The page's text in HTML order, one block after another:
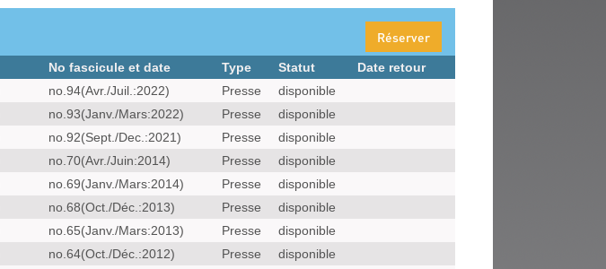
Réserver
No fascicule et date Type Statut
Date retour
no.94(Avr./Juil.:2022) Presse
disponible
no.93(Janv./Mars:2022) Presse
disponible
no.92(Sept./Dec.:2021) Presse
disponible
no.70(Avr./Juin:2014) Presse
disponible
no.69(Janv./Mars:2014) Presse
disponible
no.68(Oct./Déc.:2013) Presse
disponible
no.65(Janv./Mars:2013) Presse
disponible
no.64(Oct./Déc.:2012) Presse
disponible